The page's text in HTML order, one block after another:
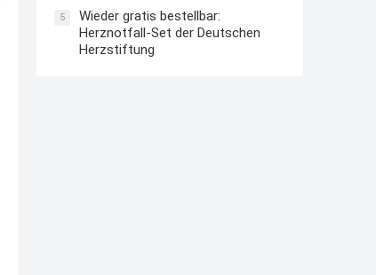
5
Wieder gratis bestellbar:
Herznotfall-Set der Deutschen
Herzstiftung